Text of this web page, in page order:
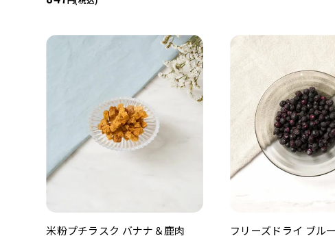
米粉プチラスク バナナ＆鹿肉
フリーズドライ ブル